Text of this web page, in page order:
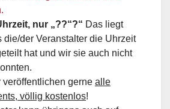
nur „??“?“ Das liegt
die/der Veranstalter die Uhrzeit
hat und wir sie auch nicht
veröffentlichen gerne alle
völlig kostenlos!